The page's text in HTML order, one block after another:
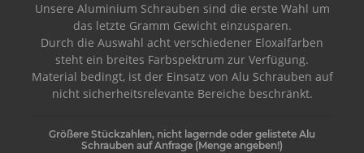
Unsere Aluminium Schrauben sind die erste Wahl um
das letzte Gramm Gewicht einzusparen.
Durch die Auswahl acht verschiedener Eloxalfarben
steht ein breites Farbspektrum zur Verfügung.
Material bedingt, ist der Einsatz von Alu Schrauben auf
nicht sicherheitsrelevante Bereiche beschränkt.
Größere Stückzahlen, nicht lagernde oder gelistete Alu
Schrauben auf Anfrage (Menge angeben!)